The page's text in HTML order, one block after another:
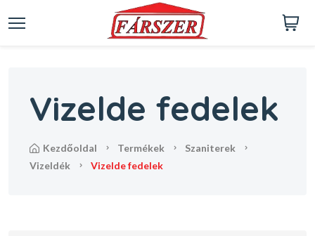
Vizelde fedelek
kezdőoldal termékek
szaniterek
vizeldék
vizelde fedelek